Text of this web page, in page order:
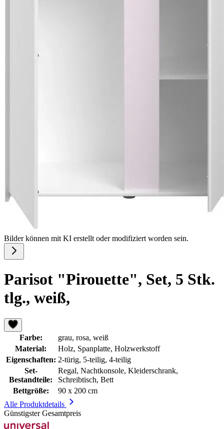
Bilder können mit KI erstellt oder modifiziert worden sein.
Parisot "Pirouette", Set, 5 Stk.
tlg., weiß,
Farbe:
grau, rosa, weiß
Material:
Holz, Spanplatte, Holzwerkstoff
Eigenschaften: 2-türig, 5-teilig, 4-teilig
Set-
Bestandteile:
Regal, Nachtkonsole, Kleiderschrank,
Schreibtisch, Bett
Bettgröße:
90 x 200 cm
Alle Produktdetails
Günstigster Gesamtpreis